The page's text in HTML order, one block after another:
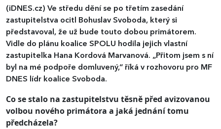
(iDNES.cz) Ve středu dění se po třetím zasedání
zastupitelstva ocitl Bohuslav Svoboda, který si
představoval, že už bude touto dobou primátorem.
Vidle do plánu koalice SPOLU hodila jejich vlastní
zastupitelka Hana Kordová Marvanová. „Přitom jsem s ní
byl na mé podpoře domluvený,“ říká v rozhovoru pro MF
DNES lídr koalice Svoboda.
Co se stalo na zastupitelstvu těsně před avizovanou
volbou nového primátora a jaká jednání tomu
předcházela?